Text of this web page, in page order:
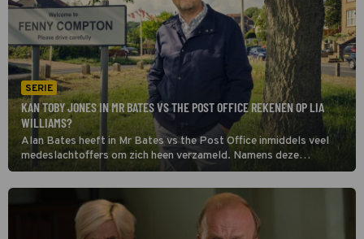
SERIE
KAN TOBY JONES IN MR BATES VS THE POST OFFICE REKENEN OP LIA
WILLIAMS?
Alan Bates heeft in Mr Bates vs the Post Office inmiddels veel
medeslachtoffers om zich heen verzameld. Namens deze
belangenvereniging onderhandelt hij met Post Office-directeur
Paula Vennells. Zij belooft alle problemen op te lossen. Lukt dat?